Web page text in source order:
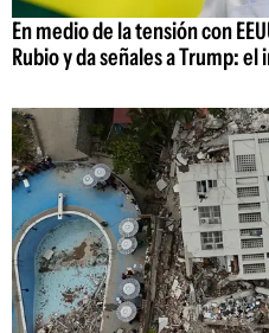
En medio de la tensión con
Rubio y da señales a Trump: